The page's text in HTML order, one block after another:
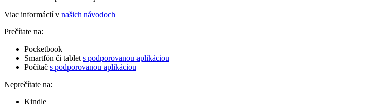
Viac informácií v našich návodoch
Prečítate na:
Pocketbook
Smartfón či tablet s podporovanou aplikáciou
Počítač s podporovanou aplikáciou
Neprečítate na:
Kindle